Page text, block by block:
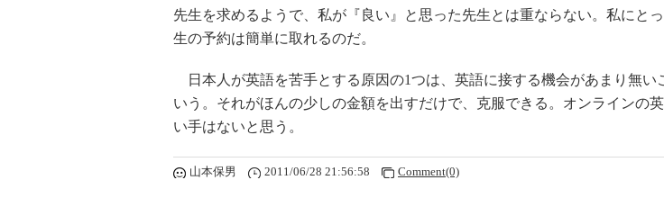
先生を求めるようで、私が『良い』と思った先生とは重ならない。私にと
生の予約は簡単に取れるのだ。
日本人が英語を苦手とする原因の1つは、英語に接する機会があまり無い
いう。それがほんの少しの金額を出すだけで、克服できる。オンラインの
い手はないと思う。
山本保男 2011/06/28 21:56:58 Comment(0)